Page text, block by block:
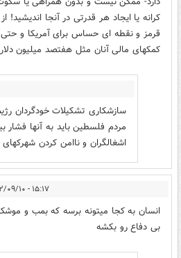
کرانه یا ایجاد هر قدرتی در آنجا
قرمز و نقطه ای حساس برای آمریکا و
کمکهای مالی آنان مثل هفتصد میلیون
سازشکاری تشکیلات خودگردان
مردم فلسطین باید به آنها فشار
اشغالگران و ناامن کردن
۱۵:۱۷ - ۱۴۰۲/۰۹/۱۰
انسان به کجا میتونه برسه که بمب ‌و
بی دفاع رو بکشه